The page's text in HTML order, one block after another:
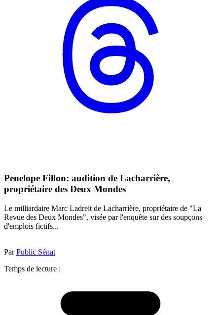
Penelope Fillon: audition de Lacharrière,
propriétaire des Deux Mondes
Le milliardaire Marc Ladreit de Lacharrière, propriétaire de "La
Revue des Deux Mondes", visée par l'enquête sur des soupçons
d'emplois fictifs...
ParPublic Sénat
Temps de lecture :